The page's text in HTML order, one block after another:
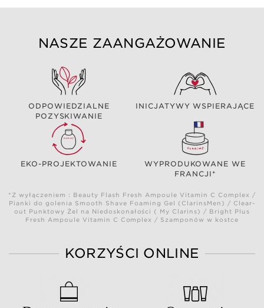
NASZE ZAANGAŻOWANIE
ODPOWIEDZIALNE
POZYSKIWANIE
INICJATYWY WSPIERAJĄCE
EKO-PROJEKTOWANIE
WYPRODUKOWANE WE
FRANCJI*
*Z wyłączeniem : Beauty Flash Fresh Ampoule Vitamin C Complex /
Pianki do golenia Smooth Shave Foaming Gel (ClarinsMen) / Clear-
out Punktowy Żel na Niedoskonałości ( My Clarins) / Bright Plus
Fresh Ampoule Vitamin C Complex / Szamponów w kostce
KORZYŚCI ONLINE